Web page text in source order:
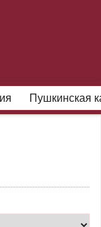
Пушкинская